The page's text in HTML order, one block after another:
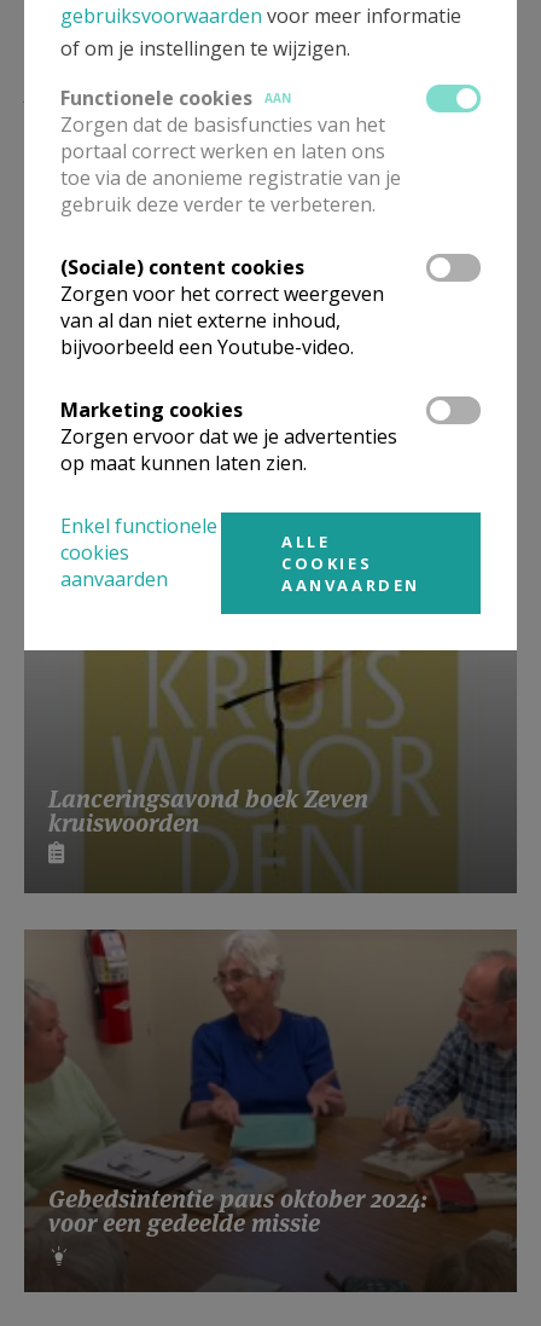
Lees meer
Beroepsvereniging Zorgpastores
Lanceringsavond boek Zeven
kruiswoorden
Gebedsintentie paus oktober 2024:
voor een gedeelde missie
gebruiksvoorwaarden voor meer informatie
of om je instellingen te wijzigen.
Functionele cookies
AAN
Zorgen dat de basisfuncties van het
portaal correct werken en laten ons
toe via de anonieme registratie van je
gebruik deze verder te verbeteren.
(Sociale) content cookies
Zorgen voor het correct weergeven
van al dan niet externe inhoud,
bijvoorbeeld een Youtube-video.
Marketing cookies
Zorgen ervoor dat we je advertenties
op maat kunnen laten zien.
Enkel functionele
cookies
aanvaarden
ALLE
COOKIES
AANVAARDEN